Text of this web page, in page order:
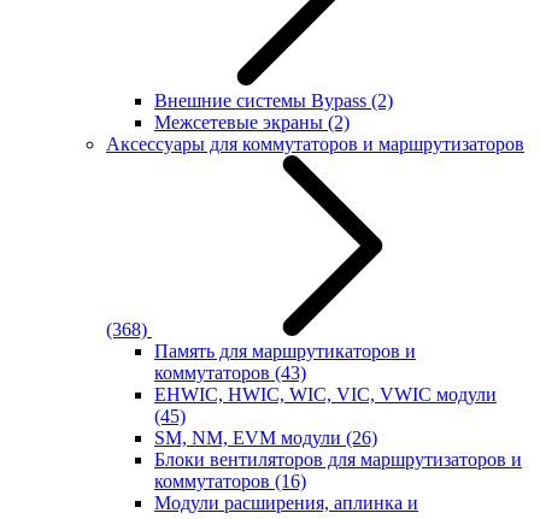
Внешние системы Bypass (2)
Межсетевые экраны (2)
Аксессуары для коммутаторов и маршрутизаторов
(368)
Память для маршрутикаторов и
коммутаторов (43)
EHWIC, HWIC, WIC, VIC, VWIC модули
(45)
SM, NM, EVM модули (26)
Блоки вентиляторов для маршрутизаторов и
коммутаторов (16)
Модули расширения, аплинка и